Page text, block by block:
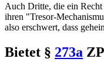
Auch Dritte, die ein
ihren "Tresor-
also erschwert, dass
Bietet § 273a